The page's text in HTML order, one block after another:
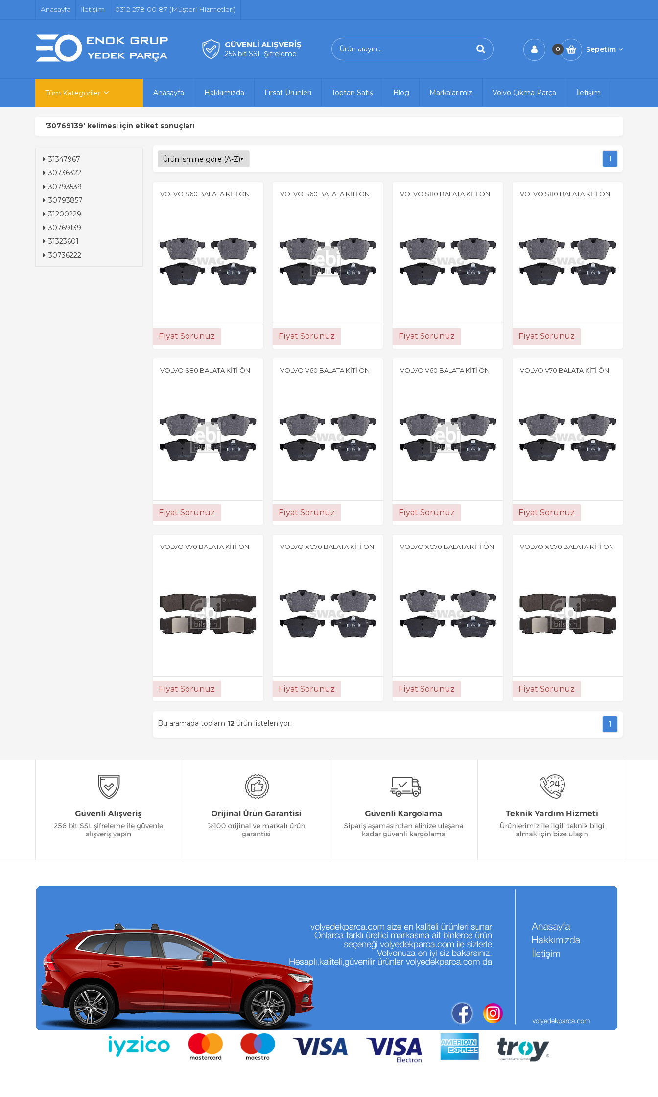
Anasayfa İletişim 0312 278 00 87 (Müşteri Hizmetleri)
GÜVENLİ ALIŞVERİŞ
256 bit SSL Şifreleme
0 Sepetim
Tüm Kategoriler Anasayfa Hakkımızda Fırsat Ürünleri Toptan Satış Blog Markalarımız Volvo Çıkma Parça İletişim
'30769139' kelimesi için etiket sonuçları
31347967
30736322
30793539
30793857
31200229
30769139
31323601
30736222
1
VOLVO S60 BALATA KİTİ ÖN
Fiyat Sorunuz
VOLVO S60 BALATA KİTİ ÖN
Fiyat Sorunuz
VOLVO S80 BALATA KİTİ ÖN
Fiyat Sorunuz
VOLVO S80 BALATA KİTİ ÖN
Fiyat Sorunuz
VOLVO S80 BALATA KİTİ ÖN
Fiyat Sorunuz
VOLVO V60 BALATA KİTİ ÖN
Fiyat Sorunuz
VOLVO V60 BALATA KİTİ ÖN
Fiyat Sorunuz
VOLVO V70 BALATA KİTİ ÖN
Fiyat Sorunuz
VOLVO V70 BALATA KİTİ ÖN
Fiyat Sorunuz
VOLVO XC70 BALATA KİTİ ÖN
Fiyat Sorunuz
VOLVO XC70 BALATA KİTİ ÖN
Fiyat Sorunuz
VOLVO XC70 BALATA KİTİ ÖN
Fiyat Sorunuz
Bu aramada toplam 12 ürün listeleniyor. 1